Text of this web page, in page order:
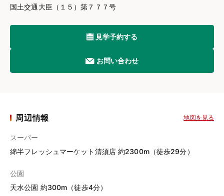
国土交通大臣（１５）第７７７号
見学予約する
お問い合わせ
周辺情報 地図を見る
スーパー
綿半フレッシュマーケット清須店 約2300m（徒歩29分）
公園
天水公園 約300m（徒歩4分）